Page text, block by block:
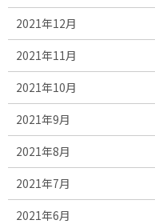
2021年12月
2021年11月
2021年10月
2021年9月
2021年8月
2021年7月
2021年6月